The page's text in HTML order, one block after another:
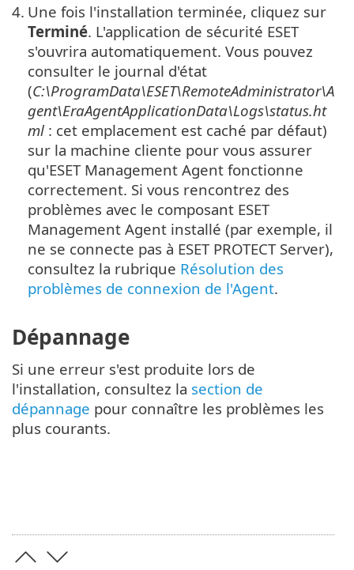
4. Une fois l'installation terminée, cliquez sur
Terminé. L'application de sécurité ESET
s'ouvrira automatiquement. Vous pouvez
consulter le journal d'état
(C:\ProgramData\ESET\RemoteAdministrator\A
gent\EraAgentApplicationData\Logs\status.ht
ml : cet emplacement est caché par défaut)
sur la machine cliente pour vous assurer
qu'ESET Management Agent fonctionne
correctement. Si vous rencontrez des
problèmes avec le composant ESET
Management Agent installé (par exemple, il
ne se connecte pas à ESET PROTECT Server),
consultez la rubrique Résolution des
problèmes de connexion de l'Agent.
Dépannage
Si une erreur s'est produite lors de
l'installation, consultez la section de
dépannage pour connaître les problèmes les
plus courants.